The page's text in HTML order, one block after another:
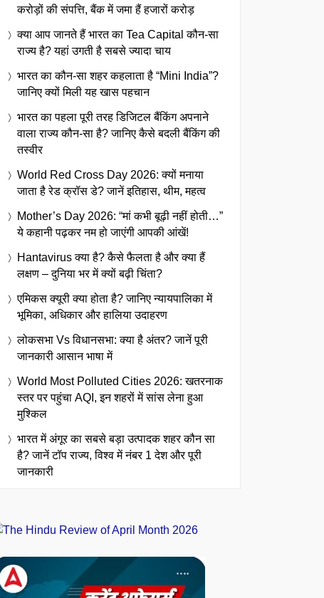
करोड़ों की संपत्ति, बैंक में जमा हैं हजारों करोड़
क्या आप जानते हैं भारत का Tea Capital कौन-सा
राज्य है? यहां उगती है सबसे ज्यादा चाय
भारत का कौन-सा शहर कहलाता है “Mini India”?
जानिए क्यों मिली यह खास पहचान
भारत का पहला पूरी तरह डिजिटल बैंकिंग अपनाने
वाला राज्य कौन-सा है? जानिए कैसे बदली बैंकिंग की
तस्वीर
World Red Cross Day 2026: क्यों मनाया
जाता है रेड क्रॉस डे? जानें इतिहास, थीम, महत्व
Mother’s Day 2026: “मां कभी बूढ़ी नहीं होती…”
ये कहानी पढ़कर नम हो जाएंगी आपकी आंखें!
Hantavirus क्या है? कैसे फैलता है और क्या हैं
लक्षण – दुनिया भर में क्यों बढ़ी चिंता?
एमिकस क्यूरी क्या होता है? जानिए न्यायपालिका में
भूमिका, अधिकार और हालिया उदाहरण
लोकसभा Vs विधानसभा: क्या है अंतर? जानें पूरी
जानकारी आसान भाषा में
World Most Polluted Cities 2026: खतरनाक
स्तर पर पहुंचा AQI, इन शहरों में सांस लेना हुआ
मुश्किल
भारत में अंगूर का सबसे बड़ा उत्पादक शहर कौन सा
है? जानें टॉप राज्य, विश्व में नंबर 1 देश और पूरी
जानकारी